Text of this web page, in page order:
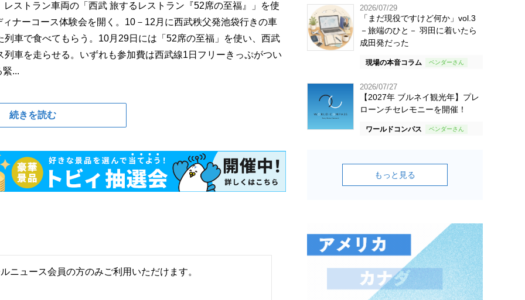
ストラン車両の「西武 旅するレストラン『52席の至福』」を使
ナーコース体験会を開く。10－12月に西武秩父発池袋行きの車
車で食べてもらう。10月29日には「52席の至福」を使い、西武
車を走らせる。いずれも参加費は西武線1日フリーきっぷがつい
...
続きを読む
ニュース会員の方のみご利用いただけます。
2026/07/29
「まだ現役ですけど何か」vol.3
－旅端のひと－ 羽田に着いたら
成田発だった
現場の本音コラム
2026/07/27
【2027年 ブルネイ観光年】プレ
ローンチセレモニーを開催！
ワールドコンパス
もっと見る